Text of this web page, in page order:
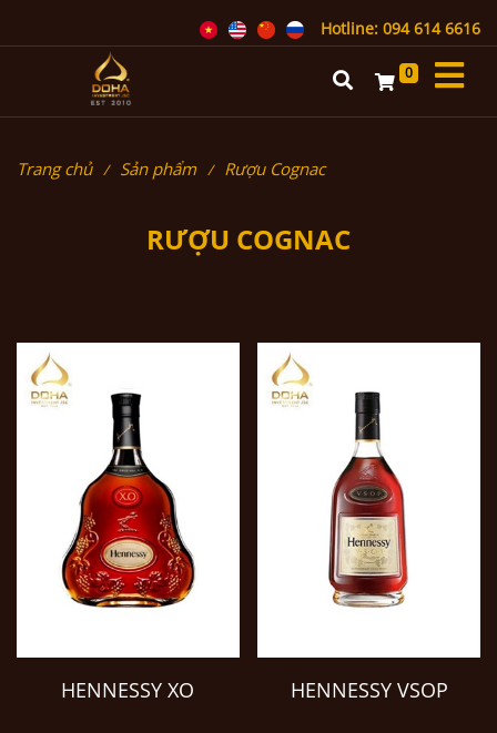
Hotline: 094 614 6616
0
Trang chủ Sản phẩm Rượu Cognac
RƯỢU COGNAC
HENNESSY XO HENNESSY VSOP